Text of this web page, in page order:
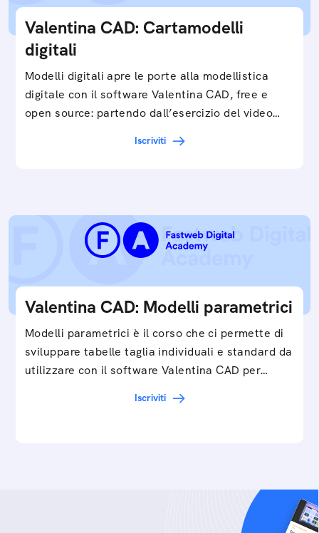
Valentina CAD: Cartamodelli
digitali
Modelli digitali apre le porte alla modellistica
digitale con il software Valentina CAD, free e
open source: partendo dall’esercizio del video…
Iscriviti
Valentina CAD: Modelli parametrici
Modelli parametrici è il corso che ci permette di
sviluppare tabelle taglia individuali e standard da
utilizzare con il software Valentina CAD per…
Iscriviti